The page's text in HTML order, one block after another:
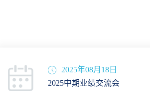
2025年08月18日
2025中期业绩交流会